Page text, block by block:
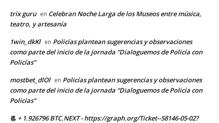
trix guru en Celebran Noche Larga de los Museos entre música,
teatro, y artesanía
1win_dkKl en Policías plantean sugerencias y observaciones
como parte del inicio de la jornada “Dialoguemos de Policía con
Policías”
mostbet_dlOl en Policías plantean sugerencias y observaciones
como parte del inicio de la jornada “Dialoguemos de Policía con
Policías”
📃 + 1.926796 BTC.NEXT - https://graph.org/Ticket--58146-05-02?